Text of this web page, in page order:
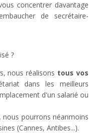
concentrer davantage
de secrétaire-
?
nous réalisons tous vos
dans les meilleurs
d'un salarié ou
nous pourrons néanmoins
(Cannes, Antibes...).